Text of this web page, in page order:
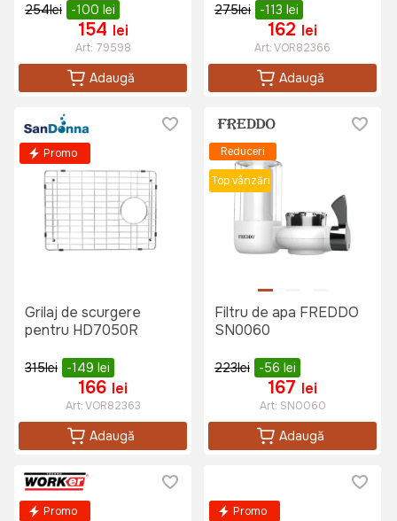
254lei -100 lei
154 lei
Art: 79598
Adaugă
275lei -113 lei
162 lei
Art:VOR82366
Adaugă
Promo
Grilaj de scurgere
pentru HD7050R
315lei -149 lei
166 lei
Art:VOR82363
Adaugă
Reduceri
Top vânzări
Filtru de apa FREDDO
SN0060
223lei -56 lei
167 lei
Art: SN0060
Adaugă
Promo Promo